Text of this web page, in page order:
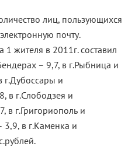
лиц, пользующихся
почту.
жителя в 2011г. составил
– 9,7, в г.Рыбница и
и
в г.Слободзея и
в г.Григориополь и
3,9, в г.Каменка и